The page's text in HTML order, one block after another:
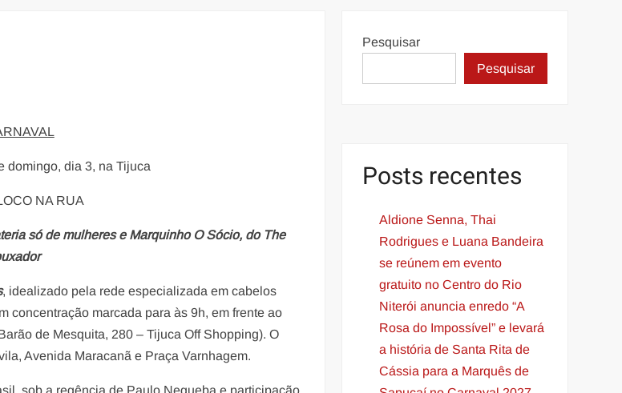
domingo, dia 3, na Tijuca
NA RUA
só de mulheres e Marquinho O Sócio, do The
, idealizado pela rede especializada em cabelos
concentração marcada para às 9h, em frente ao
de Mesquita, 280 – Tijuca Off Shopping). O
Avenida Maracanã e Praça Varnhagem.
sob a regência de Paulo Negueba e participação
Pesquisar
Pesquisar
Posts recentes
Aldione Senna, Thai
Rodrigues e Luana Bandeira
se reúnem em evento
gratuito no Centro do Rio
Niterói anuncia enredo “A
Rosa do Impossível” e levará
a história de Santa Rita de
Cássia para a Marquês de